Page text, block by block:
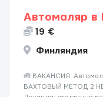
Автомаляр в
19 €
Финляндия
🧰 ВАКАНСИЯ:
ВАХТОВЫЙ МЕТОД 2